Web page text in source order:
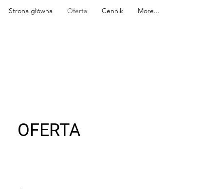
Strona główna Oferta Cennik More...
OFERTA